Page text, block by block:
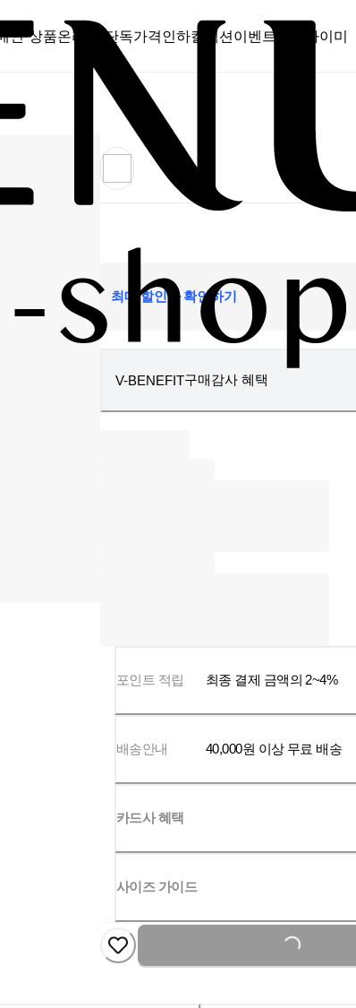
인 상품온라인 단독가격인하컬렉션이벤트 스캔바이미
최대 할인가 확인하기
V-BENEFIT구매감사 혜택
포인트 적립 최종 결제 금액의 2~4%
배송안내 40,000원 이상 무료 배송
카드사 혜택
사이즈 가이드
Loading...